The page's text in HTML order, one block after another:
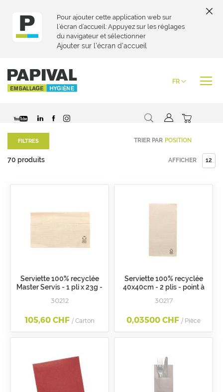
Pour ajouter cette application web sur
l’écran d’accueil: Appuyez sur les réglages
du navigateur et sélectionner
Ajouter sur l’écran d’accueil
to
Content
Langue
FR
Chercher Mon
70 produits AFFICHER
TRIER PAR
Serviette 100% recyclée
Master Servis - 1 pli x 23g -
30212
105,60 CHF / Carton
Serviette 100% recyclée
40x40cm - 2 plis - point à
30217
0,03500 CHF / Pièce
FILTRES